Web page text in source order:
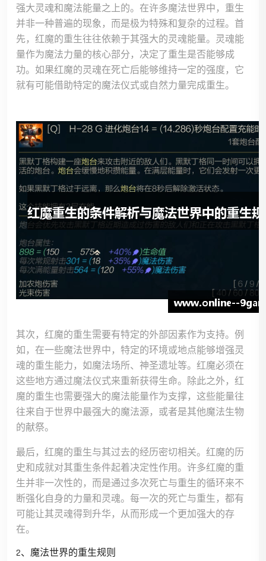
强大灵魂和魔法能量之上的。在许多魔法世界中，重生
并非一种普遍的现象，而是极为特殊和复杂的过程。首
先，红魔的重生往往依赖于其强大的灵魂能量。灵魂能
量作为魔法力量的核心部分，决定了重生是否能够成
功。如果红魔的灵魂在死亡后能够维持一定的强度，它
就有可能借助特定的魔法仪式或自然力量完成重生。
其次，红魔的重生需要有特定的外部因素作为支持。例
如，在一些魔法世界中，特定的环境或地点能够增强灵
魂的重生能力，如魔法场所、神圣遗址等。红魔必须在
这些地方通过魔法仪式来重新获得生命。除此之外，红
魔的重生也需要强大的魔法能量作为支撑，这些能量往
往来自于世界中最强大的魔法源，或者是其他魔法生物
的献祭。
最后，红魔的重生与其过去的经历密切相关。红魔的历
史和成就对其重生条件起着决定性作用。许多红魔的重
生并非一次性的，而是通过多次死亡与重生的循环来不
断强化自身的力量和灵魂。每一次的死亡与重生，都有
可能让其灵魂得到升华，从而形成一个更加强大的存
在。
2、魔法世界的重生规则